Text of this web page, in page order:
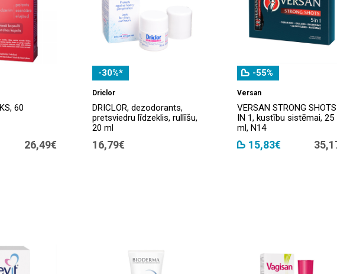
60
26,49€
-30%*
Driclor
DRICLOR, dezodorants,
pretsviedru līdzeklis, rullīšu,
20 ml
16,79€
-55%
Versan
VERSAN STRONG
IN 1, kustību sistēmai, 25
ml, N14
15,83€